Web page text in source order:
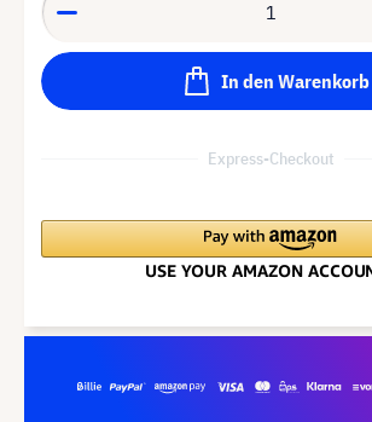
In den Warenkorb
Express-Checkout